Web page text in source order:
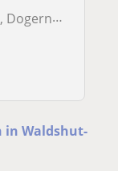
(Baden), Mur...
in Waldshut-